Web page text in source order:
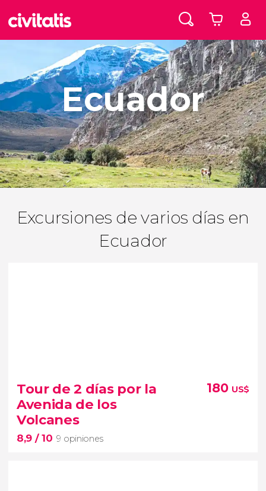
Ecuador
Excursiones de varios días en
Ecuador
Tour de 2 días por la
Avenida de los
Volcanes
8,9 / 10 9 opiniones
180 US$